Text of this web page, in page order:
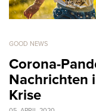
GOOD NEWS
Corona-
Nachrichten
Krise